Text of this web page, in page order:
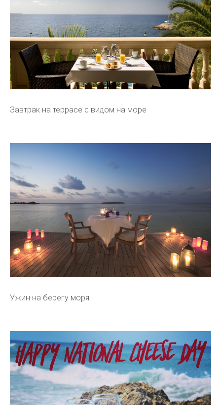
Завтрак на террасе с видом на море
Ужин на берегу моря